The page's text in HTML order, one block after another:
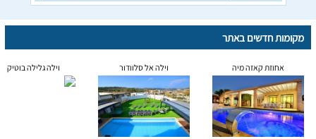
מקומות חדשים באתר
אחוזת קאזה מיה וילה אל סלוודור וילה גלילה בוטיק